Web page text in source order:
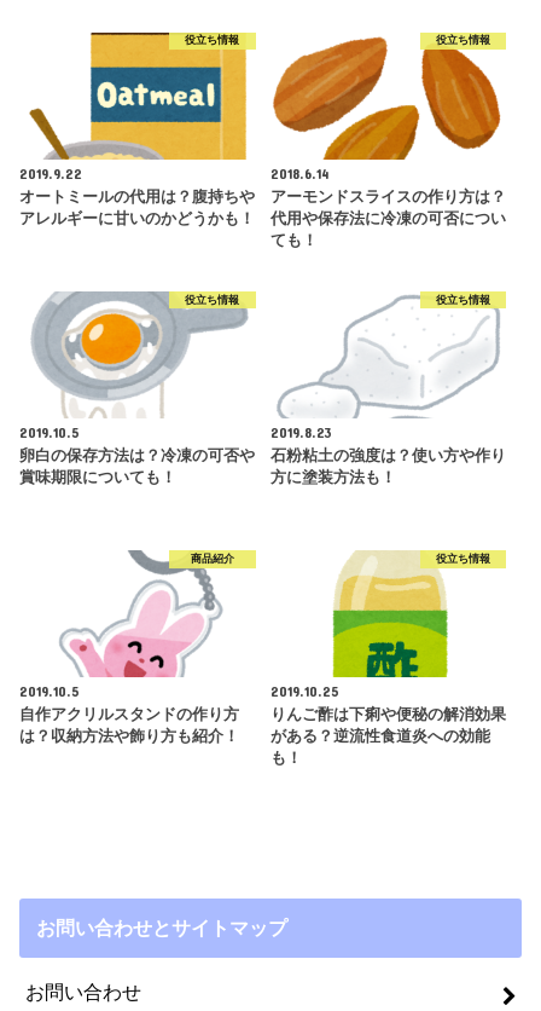
役立ち情報
2019.9.22
オートミールの代用は？腹持ちや
アレルギーに甘いのかどうかも！
役立ち情報
2018.6.14
アーモンドスライスの作り方は？
代用や保存法に冷凍の可否につい
ても！
役立ち情報
2019.10.5
卵白の保存方法は？冷凍の可否や
賞味期限についても！
役立ち情報
2019.8.23
石粉粘土の強度は？使い方や作り
方に塗装方法も！
商品紹介
2019.10.5
自作アクリルスタンドの作り方
は？収納方法や飾り方も紹介！
役立ち情報
2019.10.25
りんご酢は下痢や便秘の解消効果
がある？逆流性食道炎への効能
も！
お問い合わせとサイトマップ
お問い合わせ